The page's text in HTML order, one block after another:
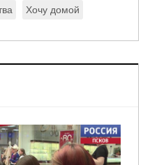
Хочу домой